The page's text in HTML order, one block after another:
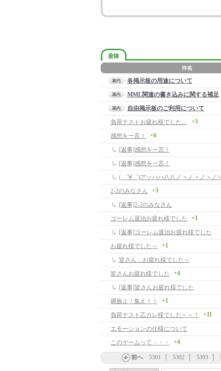
各掲示板の用途について
MML関連の書き込みに関する補足
自由掲示板のご利用について
負荷テストお疲れ様でした。
+3
感想を一言！ +6
[返事]感想を一言！
[返事]感想を一言！
( ゜∀゜)アッハハ八八ノヽノヽノヽノ
2-2のみなさん
+3
[返事]2-2のみなさん
ゴーレム退治お疲れ様でした
+1
[返事]ゴーレム退治お疲れ様でした
お疲れ様でした～
+1
皆さん，お疲れ様でした～
皆さんお疲れ様でした
+4
[返事]皆さんお疲れ様でした
裸族よ！集え！！
+1
負荷テスト乙カレ様でした～～！ +11
エモーションの仕様について
このゲームって・・・
+4
前へ 5301 5302 5303